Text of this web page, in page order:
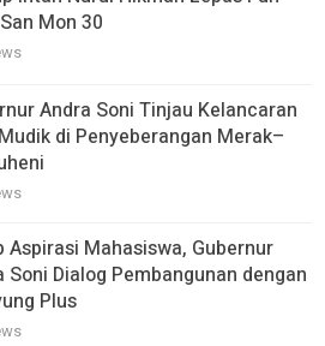
Mon 30
Andra Soni Tinjau Kelancaran
di Penyeberangan Merak–
Aspirasi Mahasiswa, Gubernur
Soni Dialog Pembangunan dengan
Plus